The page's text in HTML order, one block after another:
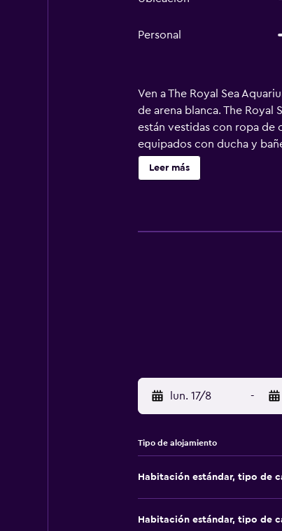
Personal
Ven a The Royal Sea
de arena blanca. The
están vestidas con ropa de
equipados con ducha y
Este complejo en
Se ofrece servicio de
Leer más
lun. 17/8 -
Tipo de alojamiento
Habitación estándar, tipo de
Habitación estándar, tipo de